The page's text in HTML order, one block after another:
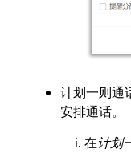
计划一则通
安排通话。
在计划